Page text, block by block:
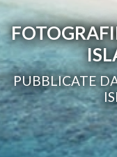
PUBBLICATE